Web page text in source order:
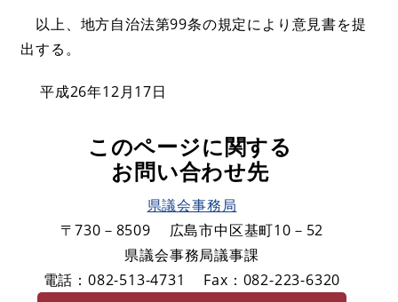
以上、地方自治法第99条の規定により意見書を提
出する。
平成26年12月17日
このページに関する
お問い合わせ先
県議会事務局
〒730－8509
広島市中区基町10－52
県議会事務局議事課
電話：082-513-4731
Fax：082-223-6320